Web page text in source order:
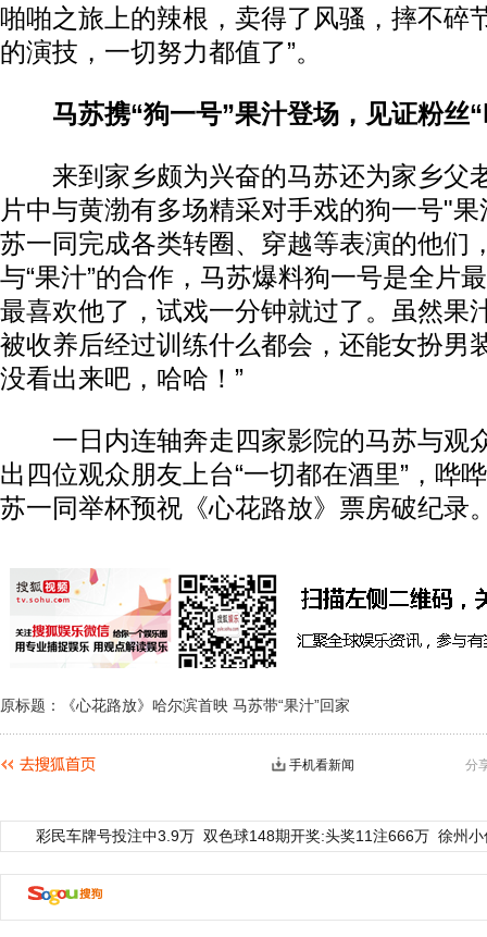
啪啪之旅上的辣根，卖得了风骚，摔不碎
的演技，一切努力都值了”。
马苏携“狗一号”果汁登场，见证粉丝“
来到家乡颇为兴奋的马苏还为家乡父
片中与黄渤有多场精采对手戏的狗一号"
苏一同完成各类转圈、穿越等表演的他们
与“果汁”的合作，马苏爆料狗一号是全片
最喜欢他了，试戏一分钟就过了。虽然果
被收养后经过训练什么都会，还能女扮男
没看出来吧，哈哈！”
一日内连轴奔走四家影院的马苏与观
出四位观众朋友上台“一切都在酒里”，哗
苏一同举杯预祝《心花路放》票房破纪录
原标题：《心花路放》哈尔滨首映 马苏带“果汁”回家
分
手机看新闻
彩民车牌号投注中3.9万 双色球148期开奖:头奖11注666万 徐州